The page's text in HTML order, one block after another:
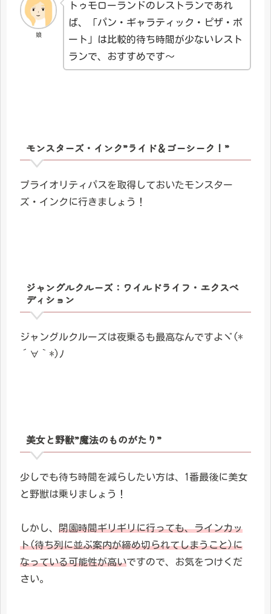
娘
トゥモローランドのレストランであれ
ば、「パン・ギャラティック・ピザ・ポ
ート」は比較的待ち時間が少ないレスト
ランで、おすすめです～
モンスターズ・インク”ライド＆ゴーシーク！”
プライオリティパスを取得しておいたモンスター
ズ・インクに行きましょう！
ジャングルクルーズ：ワイルドライフ・エクスペ
ディション
ジャングルクルーズは夜乗るも最高なんですよヾ(*
´∀｀*)ﾉ
美女と野獣”魔法のものがたり”
少しでも待ち時間を減らしたい方は、1番最後に美女
と野獣は乗りましょう！
しかし、 閉園時間ギリギリに行っても、ラインカッ
ト(待ち列に並ぶ案内が締め切られてしまうこと)に
なっている可能性が高いですので、お気をつけくだ
さい。